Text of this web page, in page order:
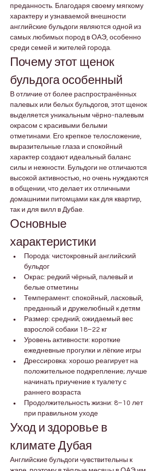
преданность. Благодаря своему мягкому
характеру и узнаваемой внешности
английские бульдоги являются одной из
самых любимых пород в ОАЭ, особенно
среди семей и жителей города.
Почему этот щенок
бульдога особенный
В отличие от более распространённых
палевых или белых бульдогов, этот щенок
выделяется уникальным чёрно-палевым
окрасом с красивыми белыми
отметинами. Его крепкое телосложение,
выразительные глаза и спокойный
характер создают идеальный баланс
силы и нежности. Бульдоги не отличаются
высокой активностью, но очень нуждаются
в общении, что делает их отличными
домашними питомцами как для квартир,
так и для вилл в Дубае.
Основные
характеристики
Порода: чистокровный английский
бульдог
Окрас: редкий чёрный, палевый и
белые отметины
Темперамент: спокойный, ласковый,
преданный и дружелюбный к детям
Размер: средний; ожидаемый вес
взрослой собаки 18–22 кг
Уровень активности: короткие
ежедневные прогулки и лёгкие игры
Дрессировка: хорошо реагирует на
положительное подкрепление; лучше
начинать приучение к туалету с
раннего возраста
Продолжительность жизни: 8–10 лет
при правильном уходе
Уход и здоровье в
климате Дубая
Английские бульдоги чувствительны к